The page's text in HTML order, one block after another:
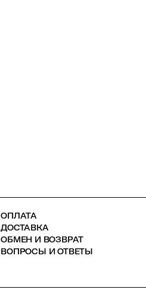
ОПЛАТА
ДОСТАВКА
ОБМЕН И ВОЗВРАТ
ВОПРОСЫ И ОТВЕТЫ